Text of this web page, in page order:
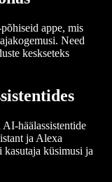
appe, mis
Need
keskseteks
häälassistentide
ja Alexa
kasutaja küsimusi ja